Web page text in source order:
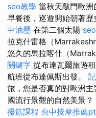
seo教學 當秋天敲門歐洲
早餐後，巡遊開始朝著歷
中油壓 在第二個太陽
拉克什雷格（
悠久的馬拉喀什（
關鍵字 從布達瓦爾旅遊
航班從布達佩斯出發。
旅，您是否真的對歐洲
國流行景觀的自然美景
撥筋課程 台中按摩推薦